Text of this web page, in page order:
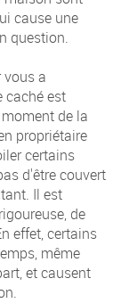
cause une
question.
vous a
caché est
de la
propriétaire
certains
d'être couvert
Il est
de
effet, certains
même
et causent